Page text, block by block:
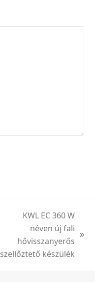
post:
KWL EC 360 W
néven új fali
hővisszanyerős
szellőztető készülék